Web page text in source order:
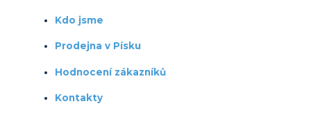
Kdo jsme
Prodejna v Písku
Hodnocení zákazníků
Kontakty